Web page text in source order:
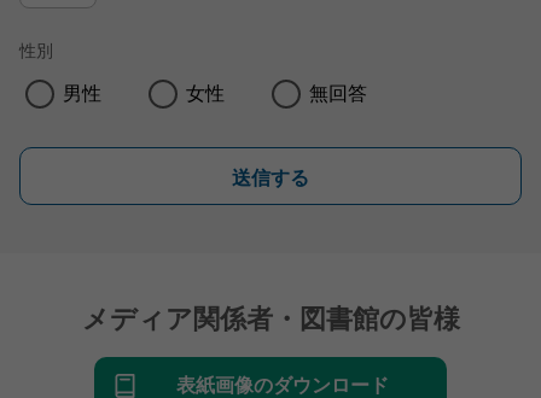
性別
男性 女性 無回答
送信する
メディア関係者・図書館の皆様
表紙画像のダウンロード